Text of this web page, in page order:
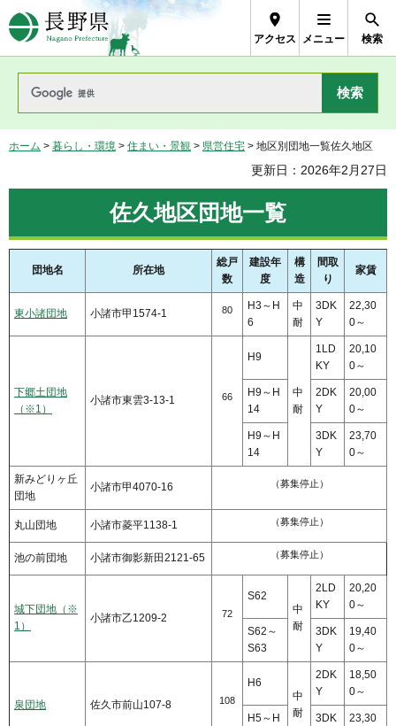
長野県Nagano Prefecture
アクセス メニュー 検索
ホーム > 暮らし・環境 > 住まい・景観 > 県営住宅 > 地区別団地一覧佐久地区
更新日：2026年2月27日
佐久地区団地一覧
団地名 所在地
総戸
数
建設年
度
構
造
間取
り
家賃
東小諸団地 小諸市甲1574-1 80
H3～H
6
中
耐
3DK
Y
22,30
0～
下郷土団地
（※1）
小諸市東雲3-13-1 66
H9
中
耐
1LD
KY
20,10
0～
H9～H
14
2DK
Y
20,00
0～
H9～H
14
3DK
Y
23,70
0～
新みどりヶ丘
団地
小諸市甲4070-16 （募集停止）
丸山団地 小諸市菱平1138-1 （募集停止）
池の前団地 小諸市御影新田2121-65 （募集停止）
城下団地（※
1）
小諸市乙1209-2 72
S62
中
耐
2LD
KY
20,20
0～
S62～
S63
3DK
Y
19,40
0～
泉団地 佐久市前山107-8 108
H6
中
耐
2DK
Y
18,50
0～
H5～H
3DK
23,30